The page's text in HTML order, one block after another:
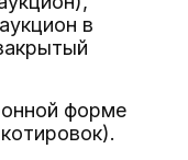
в
форме